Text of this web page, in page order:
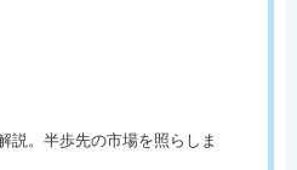
説。半歩先の市場を照らしま